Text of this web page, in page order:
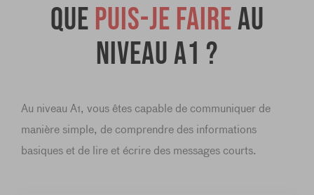
Que puis-je faireau
niveau A1 ?
Au niveau A1, vous êtes capable de communiquer de
manière simple, de comprendre des informations
basiques et de lire et écrire des messages courts.